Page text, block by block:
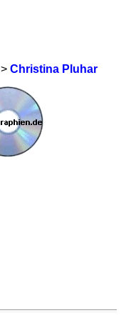
> Christina Pluhar